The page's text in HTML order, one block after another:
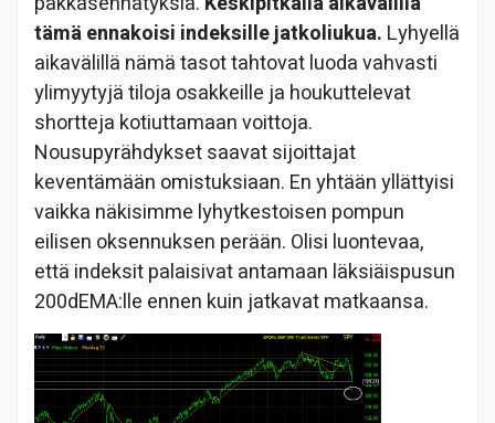
tämä ennakoisi indeksille jatkoliukua. Lyhyellä
aikavälillä nämä tasot tahtovat luoda vahvasti
ylimyytyjä tiloja osakkeille ja houkuttelevat
shortteja kotiuttamaan voittoja.
Nousupyrähdykset saavat sijoittajat
keventämään omistuksiaan. En yhtään yllättyisi
vaikka näkisimme lyhytkestoisen pompun
eilisen oksennuksen perään. Olisi luontevaa,
että indeksit palaisivat antamaan läksiäispusun
200dEMA:lle ennen kuin jatkavat matkaansa.